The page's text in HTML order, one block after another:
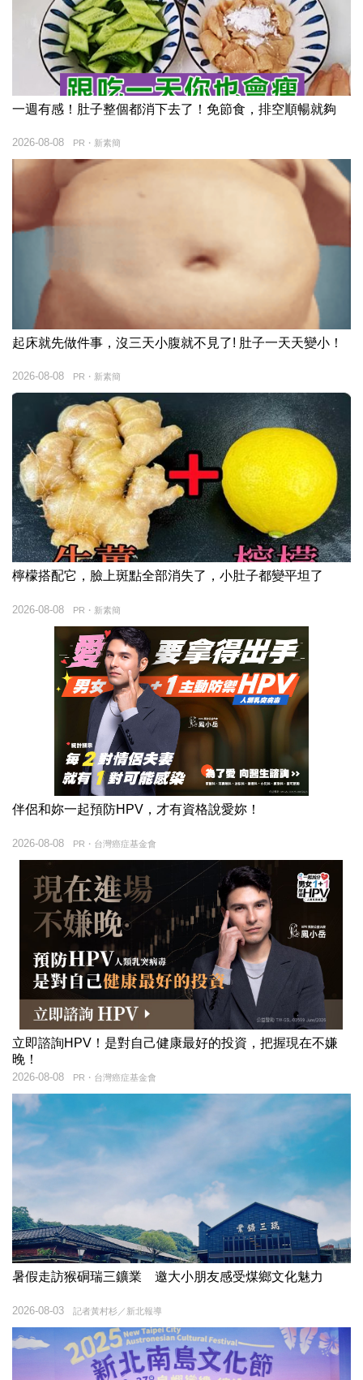
一週有感！肚子整個都消下去了！免節食，排空順暢就夠
PR・新素簡
2026-08-08
起床就先做件事，沒三天小腹就不見了! 肚子一天天變小！
PR・新素簡
2026-08-08
檸檬搭配它，臉上斑點全部消失了，小肚子都變平坦了
PR・新素簡
2026-08-08
伴侶和妳一起預防HPV，才有資格說愛妳！
PR・台灣癌症基金會
2026-08-08
立即諮詢HPV！是對自己健康最好的投資，把握現在不嫌
晚！
PR・台灣癌症基金會
2026-08-08
暑假走訪猴硐瑞三鑛業 邀大小朋友感受煤鄉文化魅力
記者黃村杉／新北報導
2026-08-03